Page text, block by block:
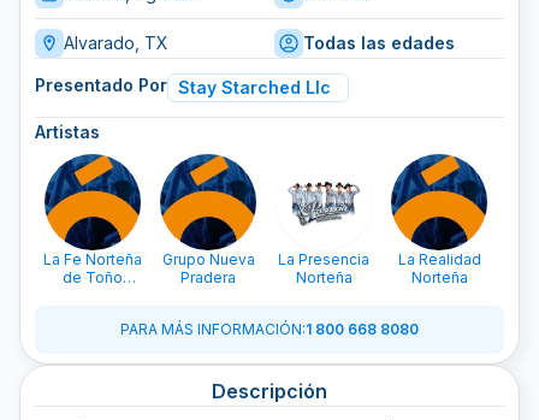
Alvarado, TX Todas las edades
Presentado Por Stay Starched Llc
Artistas
La Fe Norteña
de Toño
Grupo Nueva
Pradera
La Presencia
Norteña
La Realidad
Norteña
PARA MÁS INFORMACIÓN:1 800 668 8080
Descripción